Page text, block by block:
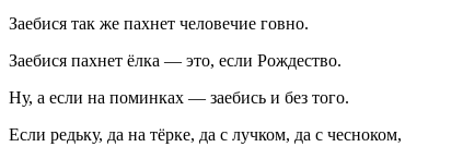
Заебися так же пахнет человечие говно.
Заебися пахнет ёлка — это, если Рождество.
Ну, а если на поминках — заебись и без того.
Если редьку, да на тёрке, да с лучком, да с чесноком,